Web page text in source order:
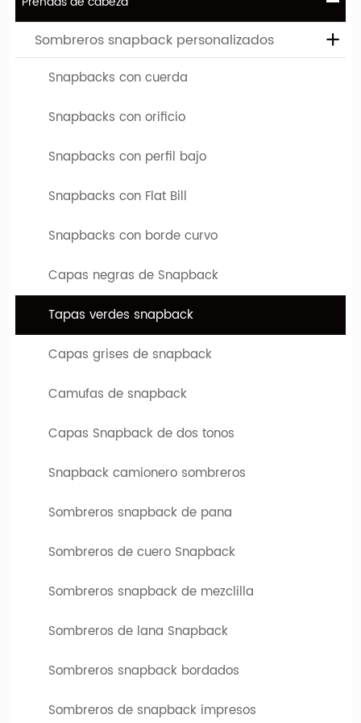
América del Norte, Europa occidental y América del Sur.
Snapbacks de varios colores
A continuación se muestra una imagen de Snapbacks de
que puede elegir en nuestra fábrica.
Diseña tu sombrero favorito
venido al lugar correcto. Hengxing Caps Factory (hx-
caps.com) le ofrece la oportunidad de diseñar su propio
que difieren tanto en el tipo de modelo como en color. El
en estos límites personalizados.
Sombreros snapback personalizados
Snapbacks con cuerda
Snapbacks con orificio
Snapbacks con perfil bajo
Snapbacks con Flat Bill
Snapbacks con borde curvo
Capas negras de Snapback
Tapas verdes snapback
Capas grises de snapback
Camufas de snapback
Capas Snapback de dos tonos
Snapback camionero sombreros
Sombreros snapback de pana
Sombreros de cuero Snapback
Sombreros snapback de mezclilla
Sombreros de lana Snapback
Sombreros snapback bordados
Sombreros de snapback impresos